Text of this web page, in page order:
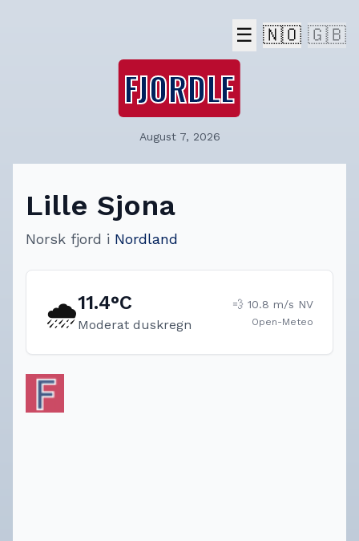
☰ 🇳🇴 🇬🇧
FJORDLE
August 7, 2026
Lille Sjona
Norsk fjord i Nordland
🌧️11.4°C
Moderat duskregn
💨 10.8 m/s NV
Open-Meteo